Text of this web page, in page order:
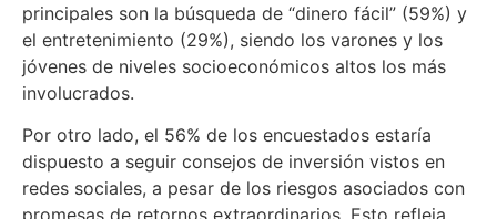
principales son la búsqueda de “dinero fácil” (59%) y
el entretenimiento (29%), siendo los varones y los
jóvenes de niveles socioeconómicos altos los más
involucrados.
Por otro lado, el 56% de los encuestados estaría
dispuesto a seguir consejos de inversión vistos en
redes sociales, a pesar de los riesgos asociados con